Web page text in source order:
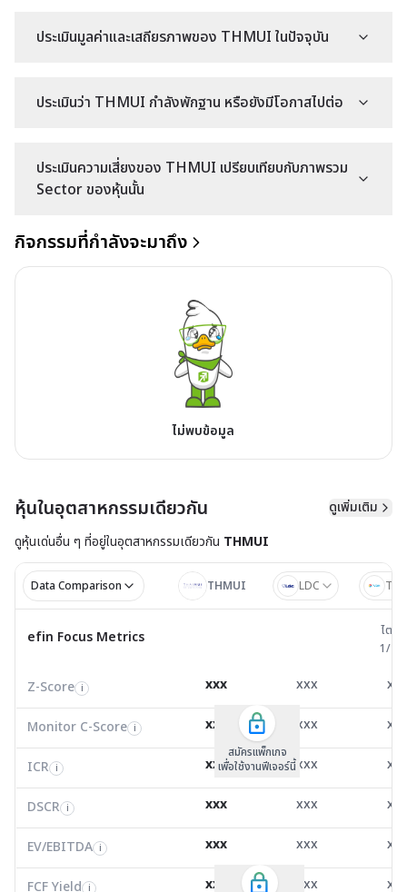
ประเมินมูลค่าและเสถียรภาพของ THMUI ในปัจจุบัน
ประเมินว่า THMUI กำลังพักฐาน หรือยังมีโอกาสไปต่อ
ประเมินความเสี่ยงของ THMUI เปรียบเทียบกับภาพรวม
Sector ของหุ้นนั้น
กิจกรรมที่กำลังจะมาถึง
ไม่พบข้อมูล
หุ้นในอุตสาหกรรมเดียวกัน
ดูเพิ่มเติม
ดูหุ้นเด่นอื่น ๆ ที่อยู่ในอุตสาหกรรมเดียวกัน THMUI
Data Comparison THMUI LDC
efin Focus Metrics ไตรมาส
Z-Score i 1.41 1.01
Monitor C-Score
0.00 0.00
ICR i 0.70 -0.16
DSCR
EV/EBITDA
8.00 9,453.51
FCF Yield i 0.00 0.00
FCF/Net Income
0.00 0.00
efin Focus Metrics
ไตรม
1/
Z-Score i
Monitor C-Score i
ICR i
DSCR i
สมัครแพ็คเกจ B
เพื่อใช้งานฟีเจอร์นี้
EV/EBITDA
FCF Yield i
FCF/Net Income
Net Debt/EBITDA
ROIC i
สมัครแพ็คเกจ B
เพื่อใช้งานฟีเจอร์นี้
Z-Score i xxx xxx
Monitor C-Score i xxx xxx
ICR i xxx xxx
DSCR i xxx xxx
สมัครแพ็กเกจ
เพื่อใช้งานฟีเจอร์นี้
EV/EBITDA i xxx xxx
FCF Yield i xxx xxx